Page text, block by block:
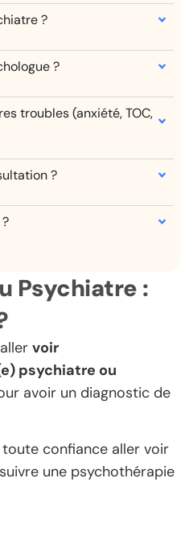
?
?
troubles (anxiété, TOC,
?
Psychiatre :
voir
psychiatre ou
avoir un diagnostic de
confiance aller voir
une psychothérapie